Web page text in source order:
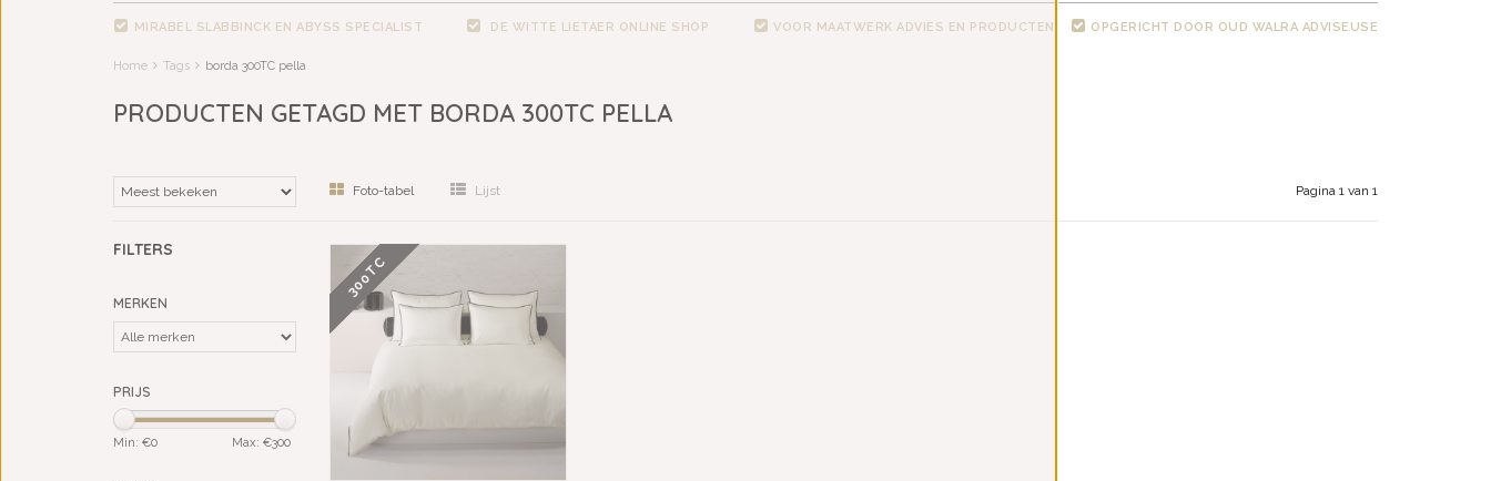
MIRABEL SLABBINCK EN ABYSS SPECIALIST DE WITTE LIETAER ONLINE SHOP VOOR MAATWERK ADVIES EN PRODUCTEN OPGERICHT DOOR OUD WALRA ADVISEUSE
Home Tags borda 300TC pella
PRODUCTEN GETAGD MET BORDA 300TC PELLA
Foto-tabel Lijst Pagina 1 van 1
FILTERS
MERKEN
PRIJS
Min: €0 Max: €300
300TC